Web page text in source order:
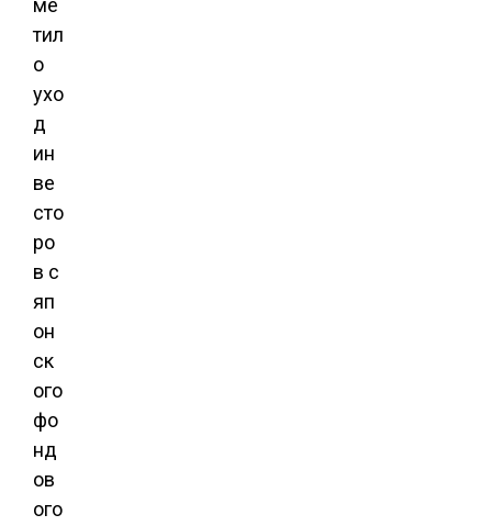
ме
тил
о
ухо
д
ин
ве
сто
ро
в с
яп
он
ск
ого
фо
нд
ов
ого